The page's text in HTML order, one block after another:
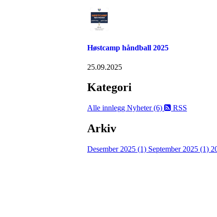
Høstcamp håndball 2025
25.09.2025
Kategori
Alle innlegg Nyheter (6) RSS
Arkiv
Desember 2025 (1) September 2025 (1)